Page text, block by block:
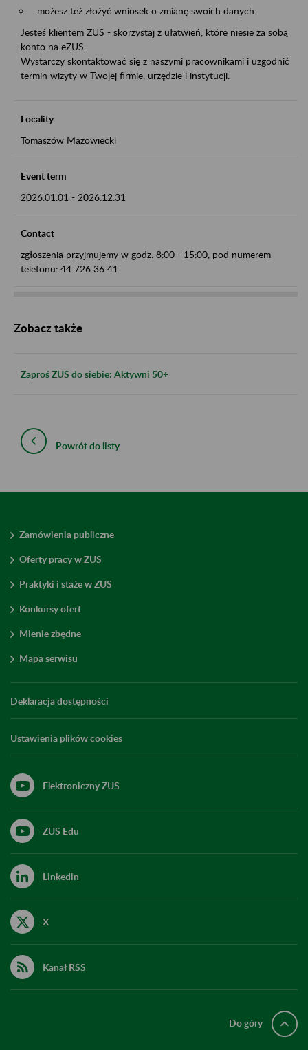
możesz też złożyć wniosek o zmianę swoich danych.
Jesteś klientem ZUS - skorzystaj z ułatwień, które niesie za sobą
konto na eZUS.
Wystarczy skontaktować się z naszymi pracownikami i uzgodnić
termin wizyty w Twojej firmie, urzędzie i instytucji.
Locality
Tomaszów Mazowiecki
Event term
2026.01.01 - 2026.12.31
Contact
zgłoszenia przyjmujemy w godz. 8:00 - 15:00, pod numerem
telefonu: 44 726 36 41
Zobacz także
Zaproś ZUS do siebie: Aktywni 50+
Powrót do listy
Zamówienia publiczne
Oferty pracy w ZUS
Praktyki i staże w ZUS
Konkursy ofert
Mienie zbędne
Mapa serwisu
Deklaracja dostępności
Ustawienia plików cookies
Elektroniczny ZUS
ZUS Edu
Linkedin
X
Kanał RSS
Do góry